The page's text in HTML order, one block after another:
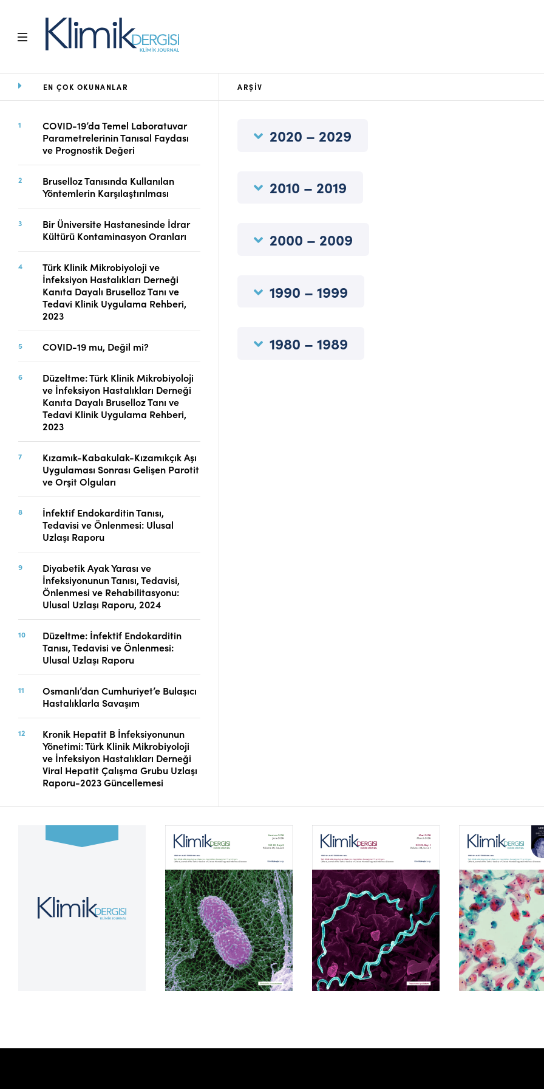
Ana Sayfa
Amaç ve Kapsam
Açık Erişim İlkesi
Yayın Kurulu
Editoryal Süreç
Danışmanlık Süreci
Yazarlara Bilgi
Online Makale
Gönderimi
Dizinler
Telif Hakları
İletişim
FACEBOOK TWITTER
EN ÇOK OKUNANLAR
COVID-19’da Temel Laboratuvar
Parametrelerinin Tanısal Faydası
ve Prognostik Değeri
Bruselloz Tanısında Kullanılan
Yöntemlerin Karşılaştırılması
Bir Üniversite Hastanesinde İdrar
Kültürü Kontaminasyon Oranları
Türk Klinik Mikrobiyoloji ve
İnfeksiyon Hastalıkları Derneği
Kanıta Dayalı Bruselloz Tanı ve
Tedavi Klinik Uygulama Rehberi,
2023
COVID-19 mu, Değil mi?
Düzeltme: Türk Klinik Mikrobiyoloji
ve İnfeksiyon Hastalıkları Derneği
Kanıta Dayalı Bruselloz Tanı ve
Tedavi Klinik Uygulama Rehberi,
2023
Kızamık-Kabakulak-Kızamıkçık Aşı
Uygulaması Sonrası Gelişen Parotit
ve Orşit Olguları
İnfektif Endokarditin Tanısı,
Tedavisi ve Önlenmesi: Ulusal
Uzlaşı Raporu
Diyabetik Ayak Yarası ve
İnfeksiyonunun Tanısı, Tedavisi,
Önlenmesi ve Rehabilitasyonu:
Ulusal Uzlaşı Raporu, 2024
Düzeltme: İnfektif Endokarditin
Tanısı, Tedavisi ve Önlenmesi:
Ulusal Uzlaşı Raporu
Osmanlı’dan Cumhuriyet’e Bulaşıcı
Hastalıklarla Savaşım
Kronik Hepatit B İnfeksiyonunun
Yönetimi: Türk Klinik Mikrobiyoloji
ve İnfeksiyon Hastalıkları Derneği
Viral Hepatit Çalışma Grubu Uzlaşı
Raporu-2023 Güncellemesi
ARŞIV
2020 – 2029
2010 – 2019
2000 – 2009
1990 – 1999
1980 – 1989
Cilt 39, Sayı 2 Cilt 39, Sayı 1 Cilt 38,